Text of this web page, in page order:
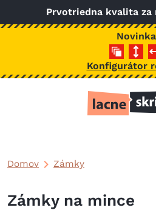
Skočiť na hlavný obsah
Prvotriedna kvalita za
Novinka
Konfigurátor
Domov Zámky
Zámky na mince